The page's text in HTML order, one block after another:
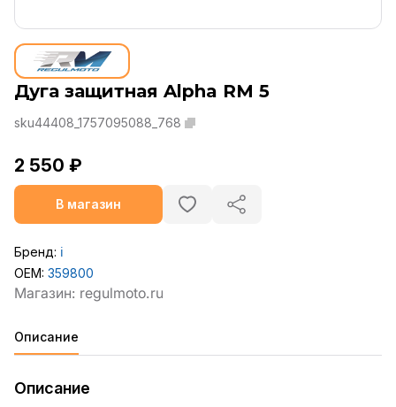
Дуга защитная Alpha RM 5
sku44408_1757095088_768
2 550 ₽
В магазин
Бренд: ℹ️
OEM: 359800
Описание
Описание